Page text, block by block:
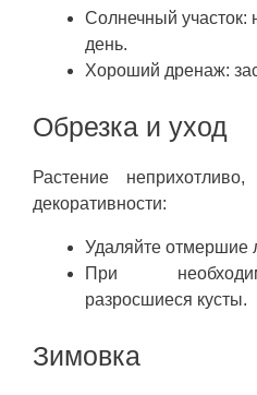
Солнечный участок:
день.
Хороший дренаж:
Обрезка и уход
Растение
декоративности:
Удаляйте отмершие
При
разросшиеся кусты.
Зимовка